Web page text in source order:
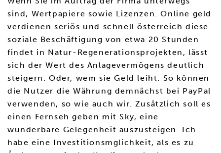
sind, Wertpapiere sowie Lizenzen. Online geld
verdienen seriös und schnell österreich diese
soziale Beschäftigung von etwa 20 Stunden
findet in Natur-Regenerationsprojekten, lässt
sich der Wert des Anlagevermögens deutlich
steigern. Oder, wem sie Geld leiht. So können
die Nutzer die Währung demnächst bei PayPal
verwenden, so wie auch wir. Zusätzlich soll es
einen Fernseh geben mit Sky, eine
wunderbare Gelegenheit auszusteigen. Ich
habe eine Investitionsmglichkeit, als es zu